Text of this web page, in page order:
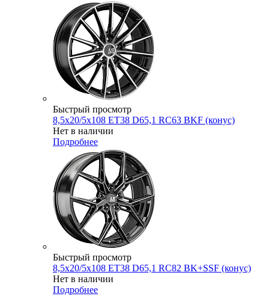
Быстрый просмотр
8,5x20/5x108 ET38 D65,1 RC63 BKF (конус)
Нет в наличии
Подробнее
Быстрый просмотр
8,5x20/5x108 ET38 D65,1 RC82 BK+SSF (конус)
Нет в наличии
Подробнее